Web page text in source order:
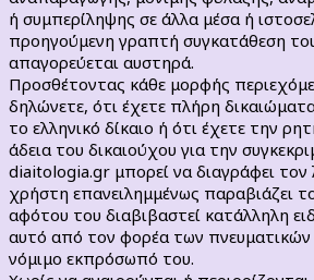
ή συμπερίληψης σε άλλα μέσα ή
προηγούμενη γραπτή συγκατάθεση
απαγορεύεται αυστηρά.
Προσθέτοντας κάθε μορφής
δηλώνετε, ότι έχετε πλήρη
το ελληνικό δίκαιο ή ότι έχετε την
άδεια του δικαιούχου για την
diaitologia.gr μπορεί να διαγράφει τον
χρήστη επανειλημμένως παραβιάζει
αφότου του διαβιβαστεί κατάλληλη
αυτό από τον φορέα των πνευματικών
νόμιμο εκπρόσωπό του.